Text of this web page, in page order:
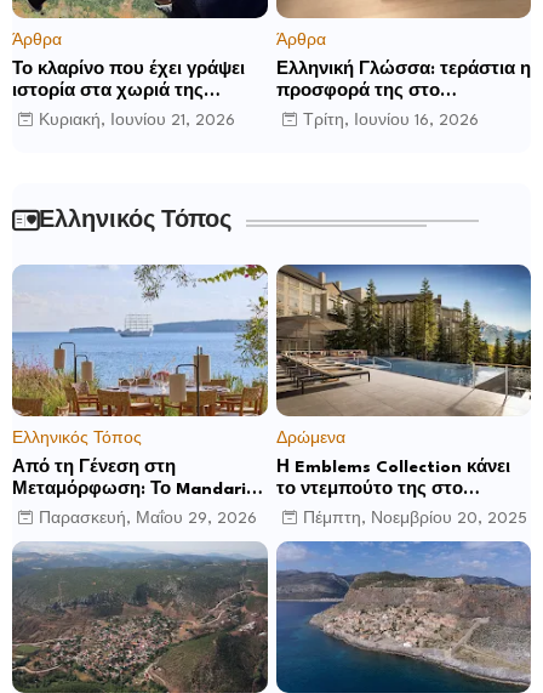
Άρθρα
Το κλαρίνο που έχει γράψει
ιστορία στα χωριά της
Ρούμελης
Κυριακή, Ιουνίου 21, 2026
Άρθρα
Ελληνική Γλώσσα: τεράστια η
προσφορά της στο
παγκόσμιο γίγνεσθαι.
Τρίτη, Ιουνίου 16, 2026
Ελληνικός Τόπος
Ελληνικός Τόπος
Από τη Γένεση στη
Μεταμόρφωση: Το Mandarin
Oriental, Costa Navarino
αποκαλύπτει μια νέα σεζόν
βιωματικών εμπειριών
Παρασκευή, Μαΐου 29, 2026
Δρώμενα
Η Emblems Collection κάνει
το ντεμπούτο της στο
Ηνωμένο Βασίλειο με το
Luckham Park Hotel & Spa
και ανακοινώνει άλλα έξι
ανοίγματα για το 2026 και
μετά
Πέμπτη, Νοεμβρίου 20, 2025